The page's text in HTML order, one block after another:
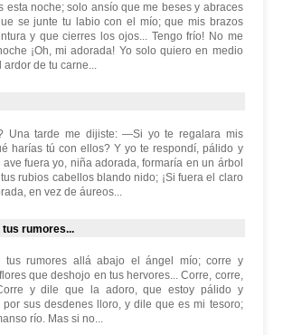
esta noche; solo ansío que me beses y abraces
se junte tu labio con el mío; que mis brazos
y que cierres los ojos... Tengo frío! No me
¡Oh, mi adorada! Yo solo quiero en medio
ardor de tu carne...
Una tarde me dijiste: —Si yo te regalara mis
harías tú con ellos? Y yo te respondí, pálido y
fuera yo, niña adorada, formaría en un árbol
rubios cabellos blando nido; ¡Si fuera el claro
en vez de áureos...
tus rumores...
tus rumores allá abajo el ángel mío; corre y
que deshojo en tus hervores... Corre, corre,
y dile que la adoro, que estoy pálido y
por sus desdenes lloro, y dile que es mi tesoro;
río. Mas si no...